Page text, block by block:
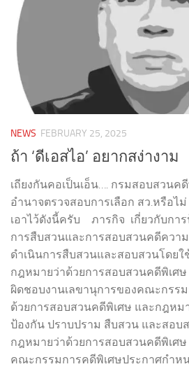
NEWS FEBRUARY 25, 2025
ถ้า ‘ดีเอสไอ’ อยากสง่างาม
เถียงกันคอเป็นเอ็น…. กรมสอบสวนคดี
อำนาจตรวจสอบการเลือก สว.หรือไม่
เอาไว้ดังนี้ครับ ภารกิจ เกี่ยวกับกา
การสืบสวนและการสอบสวนคดีควา
ดำเนินการสืบสวนและสอบสวนโดยใ
กฎหมายว่าด้วยการสอบสวนคดีพิเศ
ผิดชอบงานเลขานุการของคณะกรร
ด้วยการสอบสวนคดีพิเศษ และกฎหม
ป้องกัน ปราบปราม สืบสวน และสอบ
กฎหมายว่าด้วยการสอบสวนคดีพิเศ
คณะกรรมการคดีพิเศษประกาศกํา